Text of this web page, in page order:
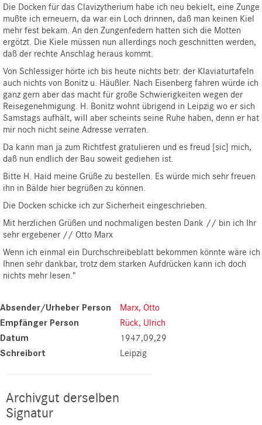
Die Docken für das Clavizytherium habe ich neu bekielt, eine Zunge
mußte ich erneuern, da war ein Loch drinnen, daß man keinen Kiel
mehr fest bekam. An den Zungenfedern hatten sich die Motten
ergötzt. Die Kiele müssen nun allerdings noch geschnitten werden,
daß der rechte Anschlag heraus kommt.
Von Schlessiger hörte ich bis heute nichts betr. der Klaviaturtafeln
auch nichts von Bonitz u. Häußler. Nach Eisenberg fahren würde ich
ganz gern aber das macht für große Schwierigkeiten wegen der
Reisegenehmigung. H. Bonitz wohnt übrigend in Leipzig wo er sich
Samstags aufhält, will aber scheints seine Ruhe haben, denn er hat
mir noch nicht seine Adresse verraten.
Da kann man ja zum Richtfest gratulieren und es freud [sic] mich,
daß nun endlich der Bau soweit gediehen ist.
Bitte H. Haid meine Grüße zu bestellen. Es würde mich sehr freuen
ihn in Bälde hier begrüßen zu können.
Die Docken schicke ich zur Sicherheit eingeschrieben.
Mit herzlichen Grüßen und nochmaligen besten Dank // bin ich Ihr
sehr ergebener // Otto Marx
Wenn ich einmal ein Durchschreibeblatt bekommen könnte wäre ich
Ihnen sehr dankbar, trotz dem starken Aufdrücken kann ich doch
nichts mehr lesen."
Absender/Urheber Person Marx, Otto
Empfänger Person Rück, Ulrich
Datum 1947,09,29
Schreibort Leipzig
Archivgut derselben
Signatur